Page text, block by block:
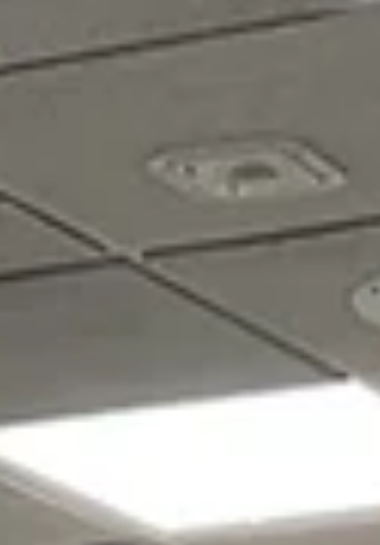
じて改めて茶の湯のもてなしの心を学ぶ貴重な機
会となり、一碗のお茶を通じて心を通わせる「一
座建立」の喜びを感じる一日となりました。 本茶
ご協力くださった皆様に心より感謝申し上げま
す。 On June 7, we hosted an e